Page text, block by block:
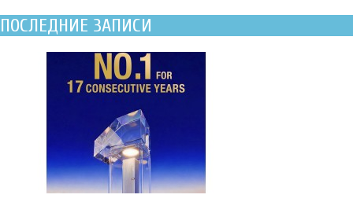
ПОСЛЕДНИЕ ЗАПИСИ